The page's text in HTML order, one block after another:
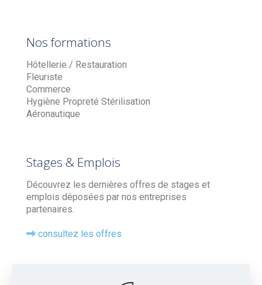
Nos formations
Hôtellerie / Restauration
Fleuriste
Commerce
Hygiène Propreté Stérilisation
Aéronautique
Stages & Emplois
Découvrez les dernières offres de stages et
emplois déposées par nos entreprises
partenaires.
consultez les offres